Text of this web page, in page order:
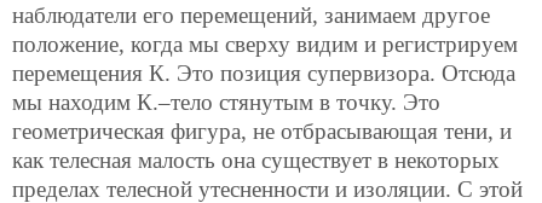
наблюдатели его перемещений, занимаем другое
положение, когда мы сверху видим и регистрируем
перемещения К. Это позиция супервизора. Отсюда
мы находим К.–тело стянутым в точку. Это
геометрическая фигура, не отбрасывающая тени, и
как телесная малость она существует в некоторых
пределах телесной утесненности и изоляции. С этой